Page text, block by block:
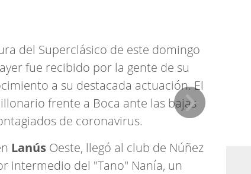
del Superclásico de este domingo
fue recibido por la gente de su
a su destacada actuación. El
frente a Boca ante las bajas
de coronavirus.
Lanús Oeste, llegó al club de Núñez
intermedio del "Tano" Nanía, un